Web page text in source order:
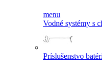
menu
Vodné systémy s
Príslušenstvo